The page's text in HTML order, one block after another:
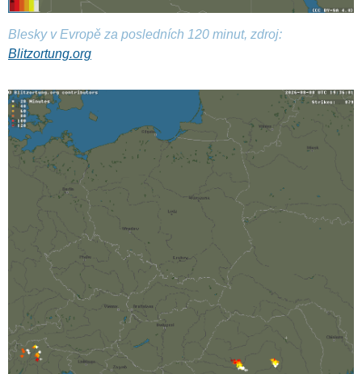
Blesky v Evropě za posledních 120 minut, zdroj:
Blitzortung.org